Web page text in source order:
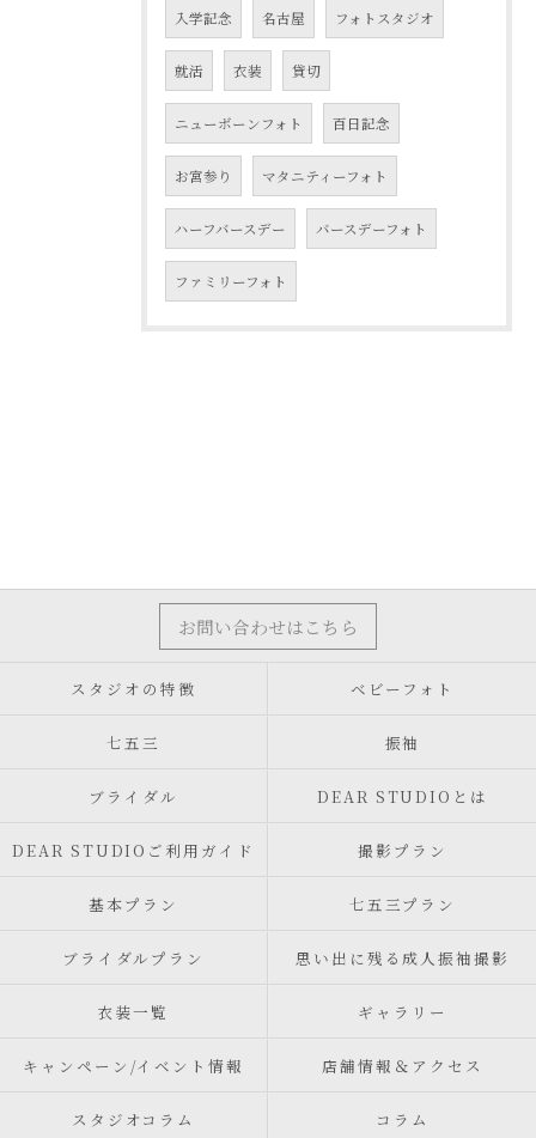
入学記念 名古屋 フォトスタジオ
就活 衣装 貸切
ニューボーンフォト 百日記念
お宮参り マタニティーフォト
ハーフバースデー バースデーフォト
ファミリーフォト
お問い合わせはこちら
スタジオの特徴 ベビーフォト
七五三 振袖
ブライダル DEAR STUDIOとは
DEAR STUDIOご利用ガイド 撮影プラン
基本プラン 七五三プラン
ブライダルプラン 思い出に残る成人振袖撮影
衣装一覧 ギャラリー
キャンペーン/イベント情報 店舗情報＆アクセス
スタジオコラム コラム